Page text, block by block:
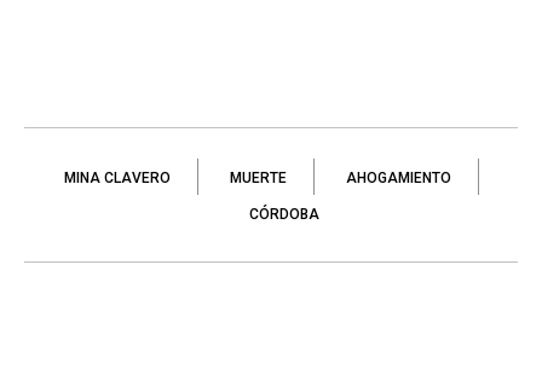
MINA CLAVERO MUERTE AHOGAMIENTO
CÓRDOBA